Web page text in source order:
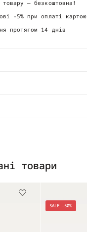
товару — безкоштовна!
-5% при оплаті картою
протягом 14 днів
товари
SALE -50%